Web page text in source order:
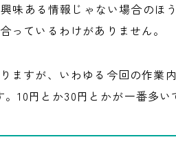
味ある情報じゃない場合のほ
っているわけがありません。
ますが、いわゆる今回の作業
10円とか30円とかが一番多い